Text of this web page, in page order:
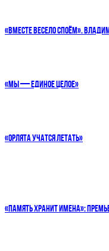
«ВМЕСТЕ ВЕСЕЛО СПОЁМ».
«МЫ — ЕДИНОЕ ЦЕЛОЕ»
«ОРЛЯТА УЧАТСЯ ЛЕТАТЬ»
«ПАМЯТЬ ХРАНИТ ИМЕНА»: